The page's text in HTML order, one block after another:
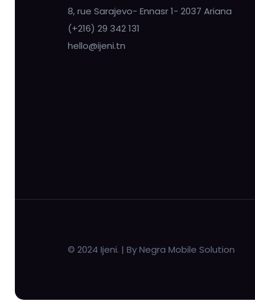
8, rue Sarajevo- Ennasr 1- 2037 Ariana
(+216) 29 342 131
hello@ijeni.tn
© 2024 Ijeni. | By Negra Mobile Solution